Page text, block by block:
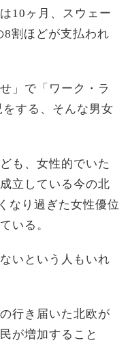
10ヶ月、スウェー
割ほどが支払われ
」で「ワーク・ラ
する、そんな男女
も、女性的でいた
立している今の北
なり過ぎた女性優位
いる。
いという人もいれ
行き届いた北欧が
が増加すること